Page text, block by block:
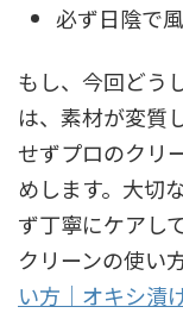
必ず日陰で
もし、今回どう
は、素材が変質
せずプロのクリ
めします。大切
ず丁寧にケアし
クリーンの使い
い方｜オキシ漬